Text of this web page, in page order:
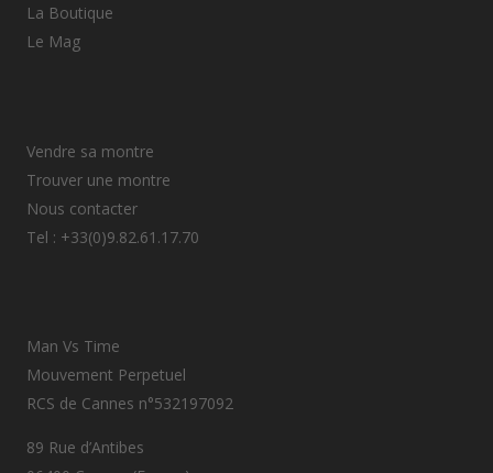
La Boutique
Le Mag
Vendre sa montre
Trouver une montre
Nous contacter
Tel : +33(0)9.82.61.17.70
Man Vs Time
Mouvement Perpetuel
RCS de Cannes n°532197092
89 Rue d’Antibes